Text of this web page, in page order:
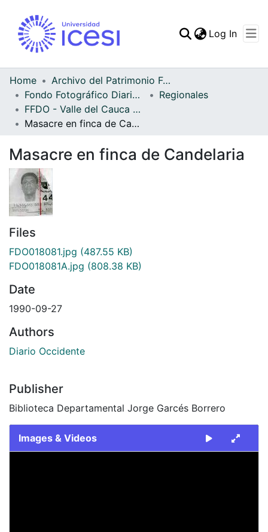
Statistics
Log In
Home
Archivo del Patrimonio Fotográfico y Fílmico del Valle del Cauca
Fondo Fotográfico Diario Occidente
Regionales
FFDO - Valle del Cauca - Patrimonial
Masacre en finca de Candelaria
Masacre en finca de Candelaria
Files
FDO018081.jpg (487.55 KB)
FDO018081A.jpg (808.38 KB)
Date
1990-09-27
Authors
Diario Occidente
Publisher
Biblioteca Departamental Jorge Garcés Borrero
Images & Videos